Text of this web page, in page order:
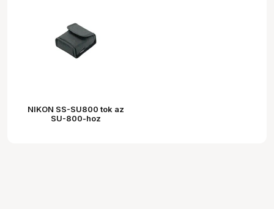
NIKON SS-SU800 tok az
SU-800-hoz